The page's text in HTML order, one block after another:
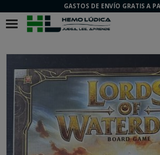
GASTOS DE ENVÍO GRATIS A